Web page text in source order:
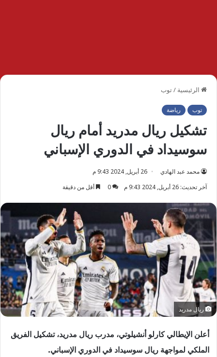
الرئيسية /توب
توب رياضة
تشكيل ريال مدريد أمام ريال
سوسيداد في الدوري الإسباني
محمد عبد الهادي
26 أبريل, 2024 9:43 م
آخر تحديث: 26 أبريل, 2024 9:43 م
0 أقل من دقيقة
ريال مدريد
أعلن الإيطالي كارلو أنشيلوتي، مدرب ريال مدريد، تشكيل الفريق
الملكي لمواجهة ريال سوسيداد في الدوري الإسباني.